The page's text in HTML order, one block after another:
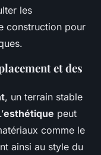
les
construction pour
et des
, un terrain stable
esthétique peut
comme le
ainsi au style du